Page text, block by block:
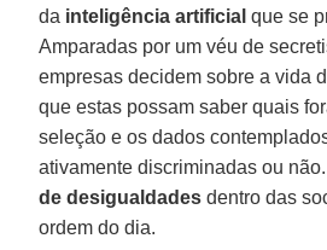
da inteligência artificial que se
Amparadas por um véu de
empresas decidem sobre a vida
que estas possam saber quais
seleção e os dados
ativamente discriminadas ou
de desigualdades dentro das
ordem do dia.